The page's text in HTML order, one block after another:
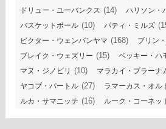
ドリュー・ユーバンクス (14) ハリソン・
バスケットボール (10) パティ・ミルズ
ビクター・ウェンバンヤマ (168) ブリン
ブレイク・ウェズリー (15) ベッキー・ハ
マヌ・ジノビリ (10) マラカイ・ブラーナ
ヤコブ・パートル (27) ラマーカス・オル
ルカ・サマニッチ (16) ルーク・コーネッ